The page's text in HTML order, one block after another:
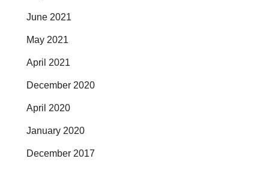
June 2021
May 2021
April 2021
December 2020
April 2020
January 2020
December 2017